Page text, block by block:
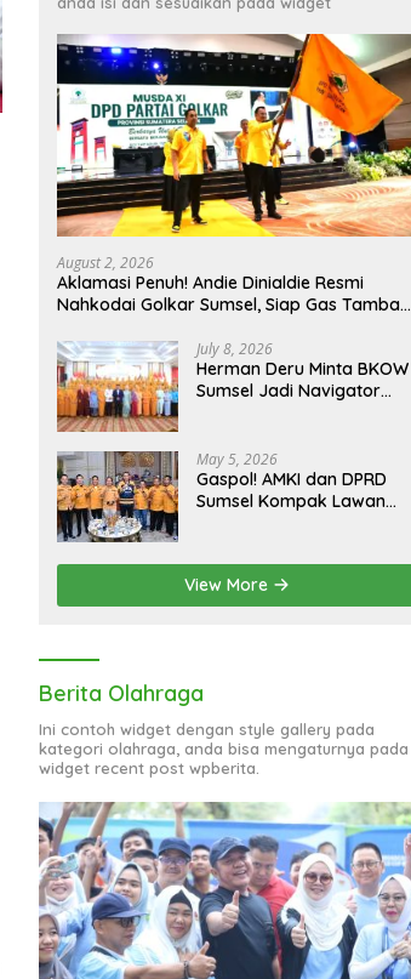
August 2, 2026
Aklamasi Penuh! Andie Dinialdie Resmi
Nahkodai Golkar Sumsel, Siap Gas Tambah
July 8, 2026
Herman Deru Minta BKOW
Sumsel Jadi Navigator
May 5, 2026
Gaspol! AMKI dan DPRD
Sumsel Kompak Lawan
View More
Berita Olahraga
Ini contoh widget dengan style gallery pada
kategori olahraga, anda bisa mengaturnya pada
widget recent post wpberita.